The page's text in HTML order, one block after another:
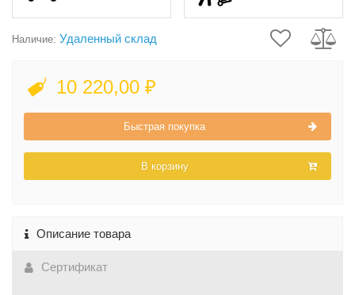
Наличие: Удаленный склад
10 220,00 ₽
Быстрая покупка
В корзину
Описание товара
Сертификат